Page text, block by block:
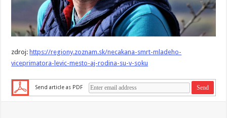
zdroj: https://regiony.zoznam.sk/necakana-smrt-mladeho-
viceprimatora-levic-mesto-aj-rodina-su-v-soku
Send article as PDF